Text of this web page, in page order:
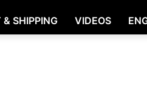
& SHIPPING VIDEOS